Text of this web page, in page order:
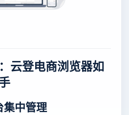
云登电商浏览器如
集中管理